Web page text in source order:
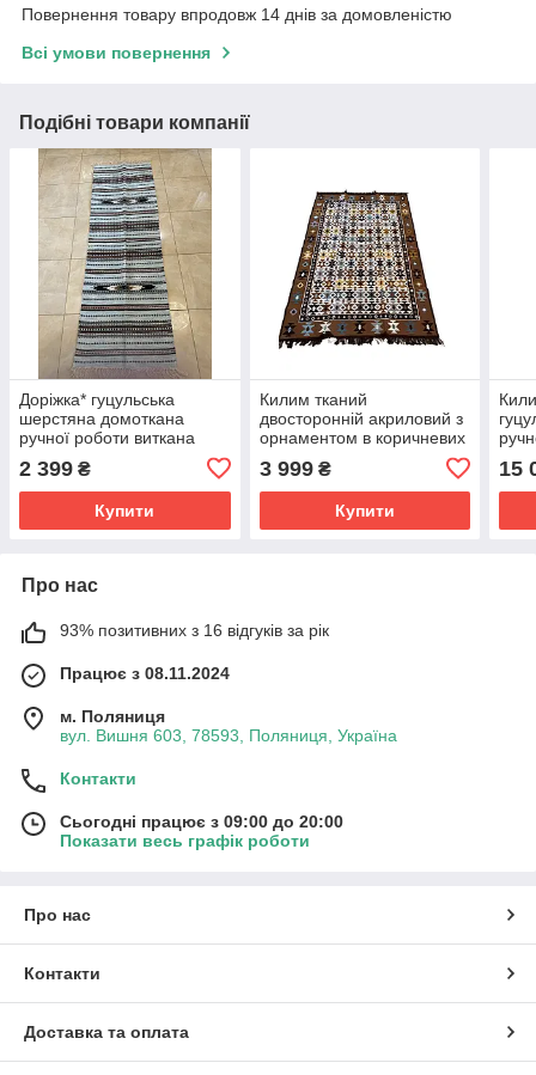
Повернення товару впродовж 14 днів за домовленістю
Всі умови повернення
Подібні товари компанії
Доріжка* гуцульська
шерстяна домоткана
ручної роботи виткана
шерстяними нитками на
верстаті 200*67 см
2 399 ₴
Купити
Килим тканий
двосторонній акриловий з
орнаментом в коричневих
3 999₴
Купити
15
Про нас
93% позитивних з 16 відгуків за рік
Працює з 08.11.2024
м. Поляниця
вул. Вишня 603, 78593, Поляниця, Україна
Контакти
Сьогодні працює з 09:00 до 20:00
Показати весь графік роботи
Про нас
Контакти
Доставка та оплата